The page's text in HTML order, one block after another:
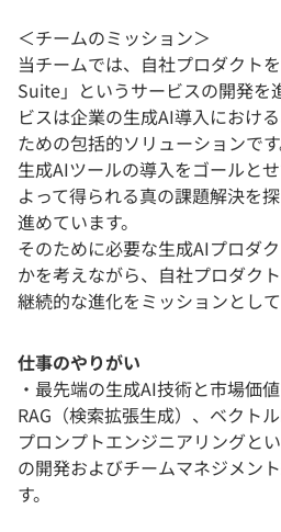
＜チームのミッション＞
当チームでは、自社プロダクト
Suite」というサービスの開発を
ビスは企業の生成AI導入におけ
ための包括的ソリューションです
生成AIツールの導入をゴールと
よって得られる真の課題解決を
進めています。
そのために必要な生成AIプロダ
かを考えながら、自社プロダク
継続的な進化をミッションとして
仕事のやりがい
・最先端の生成AI技術と市場価
RAG（検索拡張生成）、ベクト
プロンプトエンジニアリングと
の開発およびチームマネジメン
す。